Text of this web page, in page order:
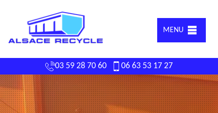
MENU
03 59 28 70 60 06 63 53 17 27